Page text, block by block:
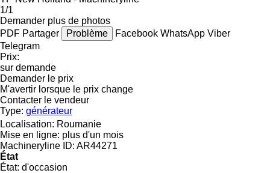
1/1
Demander plus de photos
PDF Partager Problème Facebook WhatsApp Viber
Telegram
Prix:
sur demande
Demander le prix
M'avertir lorsque le prix change
Contacter le vendeur
Type: générateur
Localisation: Roumanie
Mise en ligne: plus d'un mois
Machineryline ID: AR44271
État
État: d'occasion